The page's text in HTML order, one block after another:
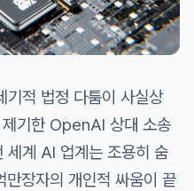
적 법정 다툼이 사실상
제기한 OpenAI 상대 소송
세계 AI 업계는 조용히 숨
장자의 개인적 싸움이 끝